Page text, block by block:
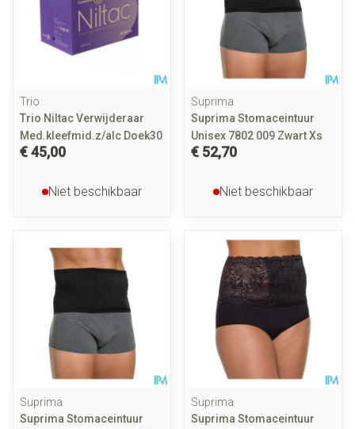
Trio
Trio Niltac Verwijderaar
Med.kleefmid.z/alc Doek30
€ 45,00
Niet beschikbaar
Suprima
Suprima Stomaceintuur
Unisex 7802 009 Zwart Xs
€ 52,70
Niet beschikbaar
Suprima
Suprima Stomaceintuur
Suprima
Suprima Stomaceintuur